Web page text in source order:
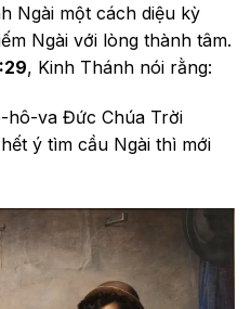
Ngài một cách diệu kỳ
Ngài với lòng thành tâm.
, Kinh Thánh nói rằng:
hô-va Đức Chúa Trời
ý tìm cầu Ngài thì mới